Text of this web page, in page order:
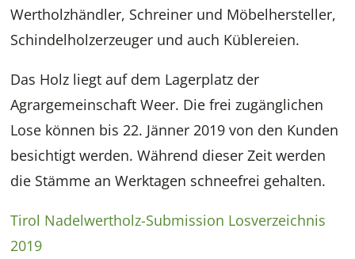
Wertholzhändler, Schreiner und Möbelhersteller,
Schindelholzerzeuger und auch Küblereien.
Das Holz liegt auf dem Lagerplatz der
Agrargemeinschaft Weer. Die frei zugänglichen
Lose können bis 22. Jänner 2019 von den Kunden
besichtigt werden. Während dieser Zeit werden
die Stämme an Werktagen schneefrei gehalten.
Tirol Nadelwertholz-Submission Losverzeichnis
2019